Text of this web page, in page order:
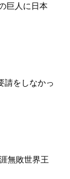
巨人に日本
請をしなかっ
無敗世界王